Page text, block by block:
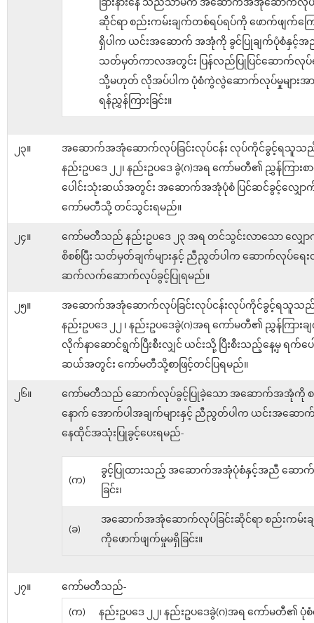
ခြားနားနေ သည်သာမက အဆောက်အအုံဆောက်လုပ်ခ
ဆိုင်ရာ စည်းကမ်းချက်တစ်ရပ်ရပ်ကို ဖောက်ဖျက်ကြ
ရှိပါက ယင်းအဆောက် အအုံကို ခွင်ပြုချက်ပုံစံနှင့်
သတ်မှတ်ကာလအတွင်း ပြန်လည်ပြုပြင်ဆောက်လုပ်
သို့မဟုတ် လိုအပ်ပါက ပုံစံကွဲလွဲဆောက်လုပ်မှုများအား
ရန်ညွှန်ကြားခြင်း။
၂၃။
အဆောက်အအုံဆောက်လုပ်ခြင်းလုပ်ငန်း လုပ်ကိုင်ခွင့်ရသူသ
နည်းဥပဒေ ၂၂၊ နည်းဥပဒေ ခွဲ(ဂ)အရ ကော်မတီ၏ ညွှန်ကြားစာ
ပေါင်းသုံးဆယ်အတွင်း အဆောက်အအုံပုံစံ ပြင်ဆင်ခွင့်လျှေ
ကော်မတီသို့ တင်သွင်းရမည်။
၂၄။
ကော်မတီသည် နည်းဥပဒေ ၂၃ အရ တင်သွင်းလာသော လျှေ
စိစစ်ပြီး သတ်မှတ်ချက်များနှင့် ညီညွတ်ပါက ဆောက်လုပ်ရေ
ဆက်လက်ဆောက်လုပ်ခွင့်ပြုရမည်။
၂၅။
အဆောက်အအုံဆောက်လုပ်ခြင်းလုပ်ငန်းလုပ်ကိုင်ခွင့်ရသူသ
နည်းဥပဒေ ၂၂ ၊ နည်းဥပဒေခွဲ(ဂ)အရ ကော်မတီ၏ ညွှန်ကြား
လိုက်နာဆောင်ရွက်ပြီးစီးလျှင် ယင်းသို့ ပြီးစီးသည့်နေ့မှ ရက်ပေ
ဆယ်အတွင်း ကော်မတီသို့စာဖြင့်တင်ပြရမည်။
၂၆။
ကော်မတီသည် ဆောက်လုပ်ခွင့်ပြုခဲ့သော အဆောက်အအုံကို စစ်
နောက် အောက်ပါအချက်များနှင့် ညီညွတ်ပါက ယင်းအဆေ
နေထိုင်အသုံးပြုခွင့်ပေးရမည်-
(က)
ခွင့်ပြုထားသည့် အဆောက်အအုံပုံစံနှင့်အညီ ဆော
ခြင်း၊
(ခ)
အဆောက်အအုံဆောက်လုပ်ခြင်းဆိုင်ရာ စည်းကမ်းချ
ကိုဖောက်ဖျက်မှုမရှိခြင်း။
၂၇။ ကော်မတီသည်-
(က)
နည်းဥပဒေ ၂၂၊ နည်းဥပဒေခွဲ(ဂ)အရ ကော်မတီ၏